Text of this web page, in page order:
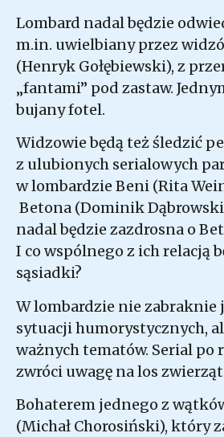
Lombard nadal będzie
m.in. uwielbiany przez
(Henryk Gołębiewski), z
„fantami” pod zastaw.
bujany fotel.
Widzowie będą też śledzić
z ulubionych serialowych
w lombardzie Beni (Rita
Betona (Dominik
nadal będzie zazdrosna o
I co wspólnego z ich relacją
sąsiadki?
W lombardzie nie zabraknie
sytuacji humorystycznych,
ważnych tematów. Serial po
zwróci uwagę na los
Bohaterem jednego z
(Michał Chorosiński), który